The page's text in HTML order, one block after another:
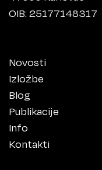
OIB: 25177148317
Novosti
Izložbe
Blog
Publikacije
Info
Kontakti